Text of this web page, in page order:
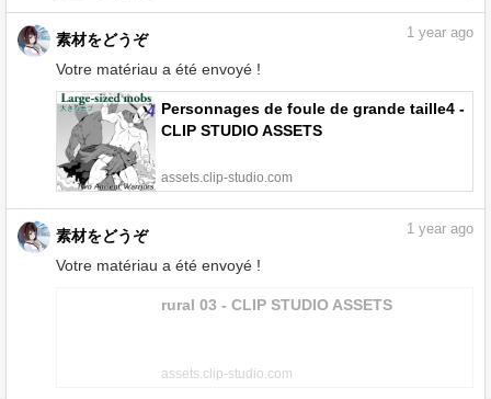
素材をどうぞ
Votre matériau a été envoyé !
1 year ago
Personnages de foule de grande taille4 -
CLIP STUDIO ASSETS
assets.clip-studio.com
素材をどうぞ
Votre matériau a été envoyé !
1 year ago
rural 03 - CLIP STUDIO ASSETS
assets.clip-studio.com